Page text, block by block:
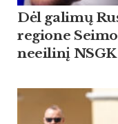
Dėl galimų
regione
neeilinį